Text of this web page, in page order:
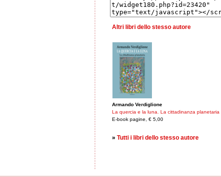
Altri libri dello stesso autore
Armando Verdiglione
La quercia e la luna. La cittadinanza planetaria
E-book pagine, € 5,00
» Tutti i libri dello stesso autore